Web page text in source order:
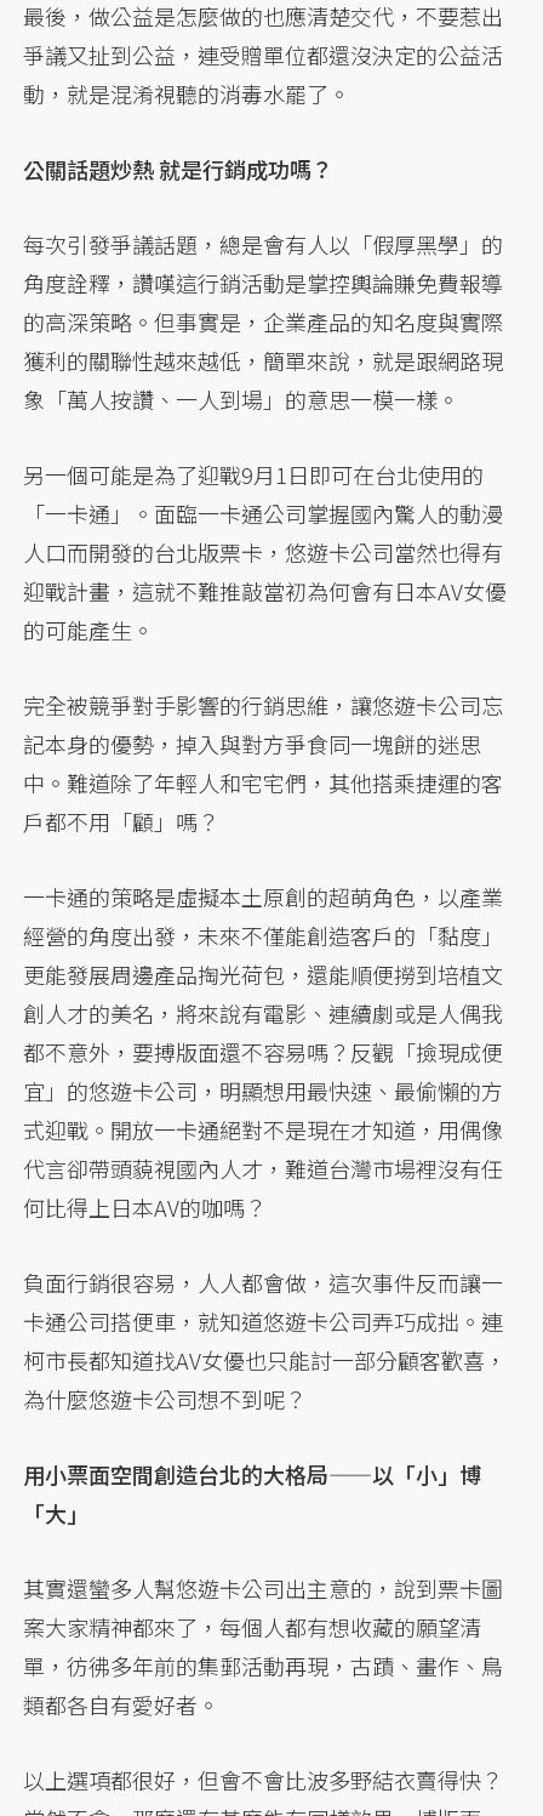
最後，做公益是怎麼做的也應清楚交代，不要惹出
爭議又扯到公益，連受贈單位都還沒決定的公益活
動，就是混淆視聽的消毒水罷了。
公關話題炒熱 就是行銷成功嗎？
每次引發爭議話題，總是會有人以「假厚黑學」的
角度詮釋，讚嘆這行銷活動是掌控輿論賺免費報導
的高深策略。但事實是，企業產品的知名度與實際
獲利的關聯性越來越低，簡單來說，就是跟網路現
象「萬人按讚、一人到場」的意思一模一樣。
另一個可能是為了迎戰9月1日即可在台北使用的
「一卡通」。面臨一卡通公司掌握國內驚人的動漫
人口而開發的台北版票卡，悠遊卡公司當然也得有
迎戰計畫，這就不難推敲當初為何會有日本AV女優
的可能產生。
完全被競爭對手影響的行銷思維，讓悠遊卡公司忘
記本身的優勢，掉入與對方爭食同一塊餅的迷思
中。難道除了年輕人和宅宅們，其他搭乘捷運的客
戶都不用「顧」嗎？
一卡通的策略是虛擬本土原創的超萌角色，以產業
經營的角度出發，未來不僅能創造客戶的「黏度」
更能發展周邊產品掏光荷包，還能順便撈到培植文
創人才的美名，將來說有電影、連續劇或是人偶我
都不意外，要搏版面還不容易嗎？反觀「撿現成便
宜」的悠遊卡公司，明顯想用最快速、最偷懶的方
式迎戰。開放一卡通絕對不是現在才知道，用偶像
代言卻帶頭藐視國內人才，難道台灣市場裡沒有任
何比得上日本AV的咖嗎？
負面行銷很容易，人人都會做，這次事件反而讓一
卡通公司搭便車，就知道悠遊卡公司弄巧成拙。連
柯市長都知道找AV女優也只能討一部分顧客歡喜，
為什麼悠遊卡公司想不到呢？
用小票面空間創造台北的大格局——以「小」博
「大」
其實還蠻多人幫悠遊卡公司出主意的，說到票卡圖
案大家精神都來了，每個人都有想收藏的願望清
單，彷彿多年前的集郵活動再現，古蹟、畫作、鳥
類都各自有愛好者。
以上選項都很好，但會不會比波多野結衣賣得快？